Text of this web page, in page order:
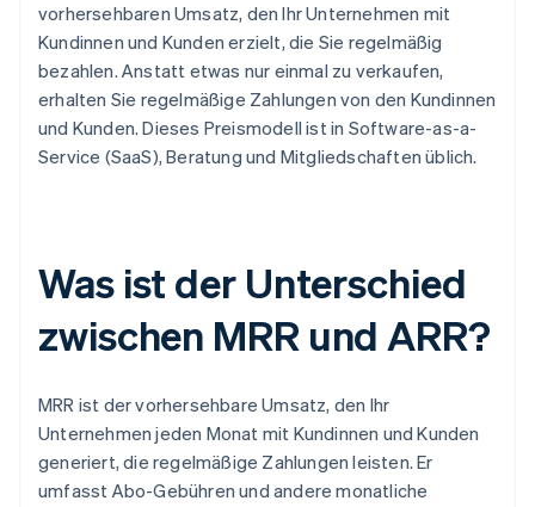
vorhersehbaren Umsatz, den Ihr Unternehmen mit
Kundinnen und Kunden erzielt, die Sie regelmäßig
bezahlen. Anstatt etwas nur einmal zu verkaufen,
erhalten Sie regelmäßige Zahlungen von den Kundinnen
und Kunden. Dieses Preismodell ist in Software-as-a-
Service (SaaS), Beratung und Mitgliedschaften üblich.
Was ist der Unterschied
zwischen MRR und ARR?
MRR ist der vorhersehbare Umsatz, den Ihr
Unternehmen jeden Monat mit Kundinnen und Kunden
generiert, die regelmäßige Zahlungen leisten. Er
umfasst Abo-Gebühren und andere monatliche